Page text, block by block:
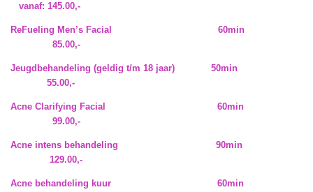
vanaf: 145.00,-
ReFueling Men’s Facial 60min
85.00,-
Jeugdbehandeling (geldig t/m 18 jaar) 50min
55.00,-
Acne Clarifying Facial 60min
99.00,-
Acne intens behandeling 90min
129.00,-
Acne behandeling kuur 60min